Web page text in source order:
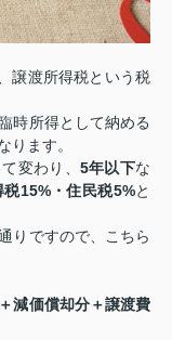
譲渡所得税という税
時所得として納める
ります。
変わり、 5年以下な
税15%・住民税5%と
りですので、こちら
減価償却分＋譲渡費